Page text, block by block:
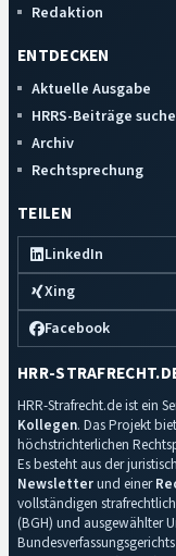
Redaktion
ENTDECKEN
Aktuelle Ausgabe
HRRS-Beiträge
Archiv
Rechtsprechung
TEILEN
LinkedIn
Xing
Facebook
HRR-
HRR-Strafrecht.de ist ein
Kollegen. Das Projekt
höchstrichterlichen
Es besteht aus der
Newsletterund einer
vollständigen
(BGH) und ausgewählter